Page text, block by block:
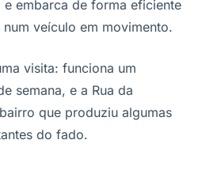
embarca de forma eficiente
veículo em movimento.
visita: funciona um
semana, e a Rua da
que produziu algumas
do fado.